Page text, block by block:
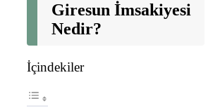
Giresun İmsakiyesi
Nedir?
İçindekiler